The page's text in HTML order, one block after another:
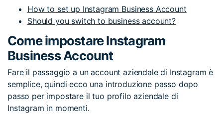
How to set up Instagram Business Account
Should you switch to business account?
Come impostare Instagram
Business Account
Fare il passaggio a un account aziendale di Instagram è
semplice, quindi ecco una introduzione passo dopo
passo per impostare il tuo profilo aziendale di
Instagram in momenti.